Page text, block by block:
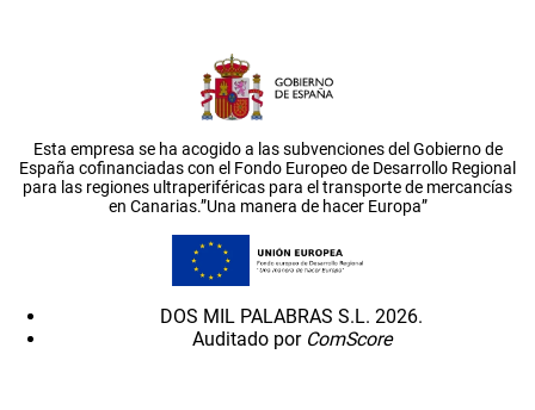
Esta empresa se ha acogido a las subvenciones del Gobierno de
España cofinanciadas con el Fondo Europeo de Desarrollo Regional
para las regiones ultraperiféricas para el transporte de mercancías
en Canarias.”Una manera de hacer Europa”
DOS MIL PALABRAS S.L. 2026.
Auditado por ComScore